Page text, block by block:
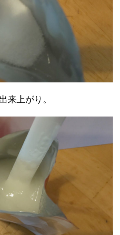
来上がり。